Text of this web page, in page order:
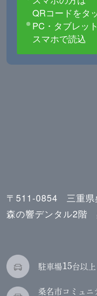
QRコードをタ
PC・タブレッ
スマホで読込
〒511-0854 三重県
森の響デンタル2階
駐車場15台以上
桑名市コミュニ